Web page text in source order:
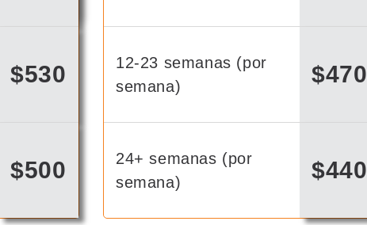
$530
$500
12-23 semanas (por
semana)
$470
24+ semanas (por
semana)
$440